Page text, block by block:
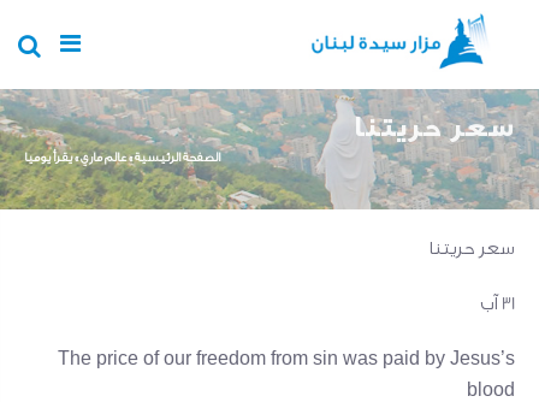
Skip to main content
سعر حريتنا
You are here الصفحة الرئيسية»عالم ماري»يقرأ يوميا
سعر حريتنا
31 آب
The price of our freedom from sin was paid by Jesus’s
blood